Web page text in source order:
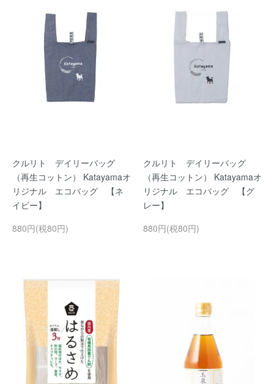
クルリト デイリーバッグ
（再生コットン） Katayamaオ
リジナル エコバッグ 【ネ
イビー】
880円(税80円)
クルリト デイリーバッグ
（再生コットン） Katayamaオ
リジナル エコバッグ 【グ
レー】
880円(税80円)